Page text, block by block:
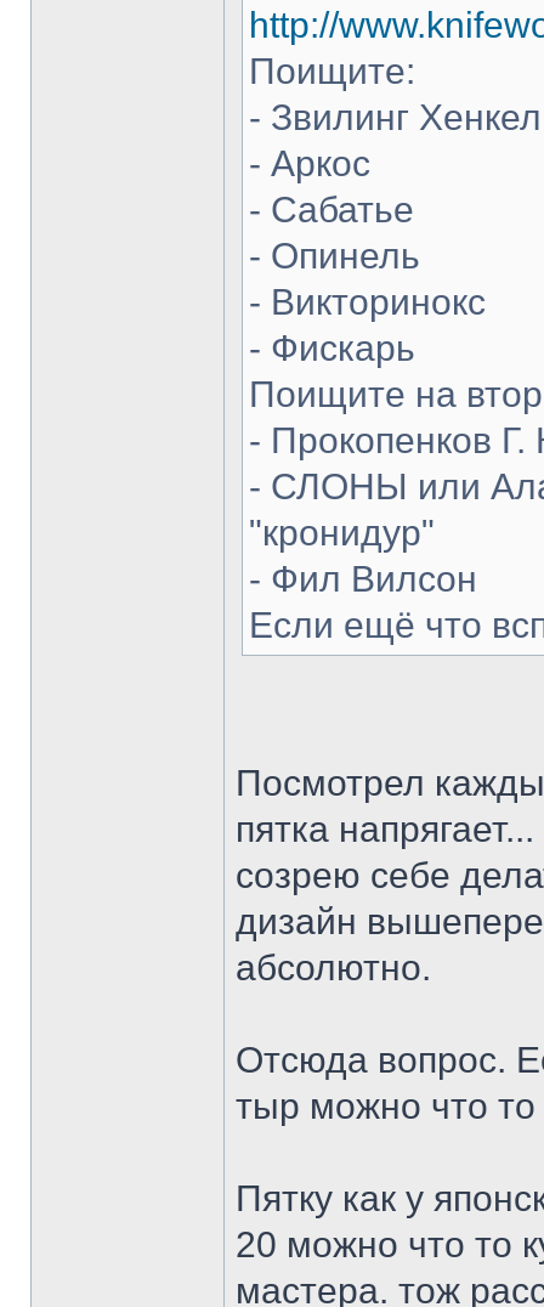
http://
Поищите:
- Звилинг
- Аркос
- Сабатье
- Опинель
- Викторинокс
- Фискарь
Поищите на
- Прокопенков Г.
- СЛОНЫ или
"кронидур"
- Фил Вилсон
Если ещё что
Посмотрел
пятка
созрею себе
дизайн
абсолютно.
Отсюда вопрос.
тыр можно что
Пятку как у
20 можно что то
мастера. тож